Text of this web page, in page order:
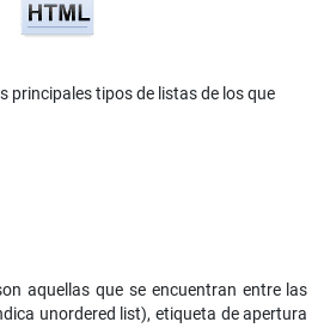
principales tipos de listas de los que
aquellas que se encuentran entre las
unordered list), etiqueta de apertura